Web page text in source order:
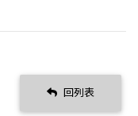
回列表